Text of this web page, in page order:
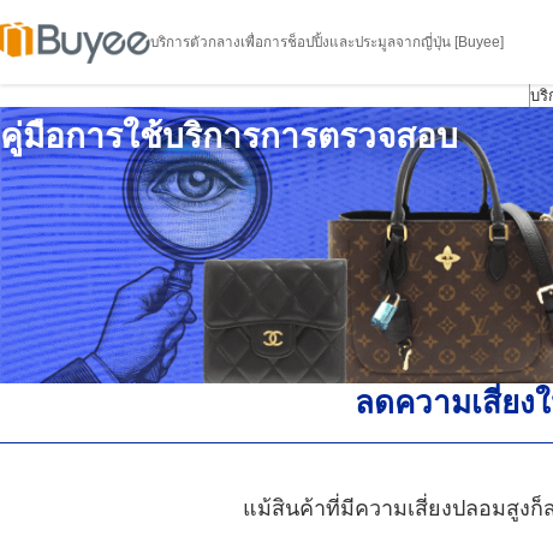
บริการตัวกลางเพื่อการช็อปปิ้งและประมูลจากญี่ปุ่น [Buyee]
บริ
คู่มือการใช้บริการการตรวจสอบ
ลดความเสี่ยง
แม้สินค้าที่มีความเสี่ยงปลอมสูงก็